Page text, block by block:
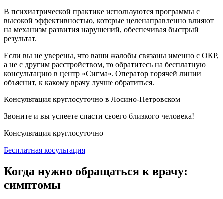
В психиатрической практике используются программы с
высокой эффективностью, которые целенаправленно влияют
на механизм развития нарушений, обеспечивая быстрый
результат.
Если вы не уверены, что ваши жалобы связаны именно с ОКР,
а не с другим расстройством, то обратитесь на бесплатную
консультацию в центр «Сигма». Оператор горячей линии
объяснит, к какому врачу лучше обратиться.
Консультация круглосуточно в Лосино-Петровском
Звоните и вы успеете спасти своего близкого человека!
Консультация круглосуточно
Бесплатная косультация
Когда нужно обращаться к врачу:
симптомы